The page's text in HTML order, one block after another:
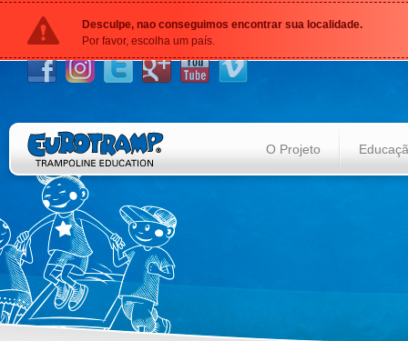
Desculpe, nao conseguimos encontrar sua localidade.
Por favor, escolha um país.
O Projeto